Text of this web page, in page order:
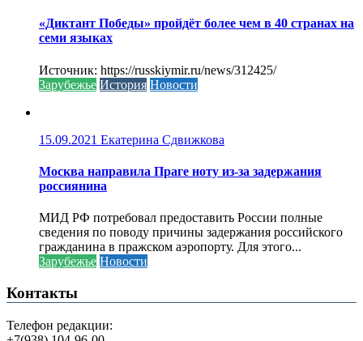
«Диктант Победы» пройдёт более чем в 40 странах на
семи языках
Источник: https://russkiymir.ru/news/312425/
Зарубежье История Новости
15.09.2021 Екатерина Сдвижкова
Москва направила Праге ноту из-за задержания
россиянина
МИД РФ потребовал предоставить России полные
сведения по поводу причины задержания российского
гражданина в пражском аэропорту. Для этого...
Зарубежье Новости
Контакты
Телефон редакции: